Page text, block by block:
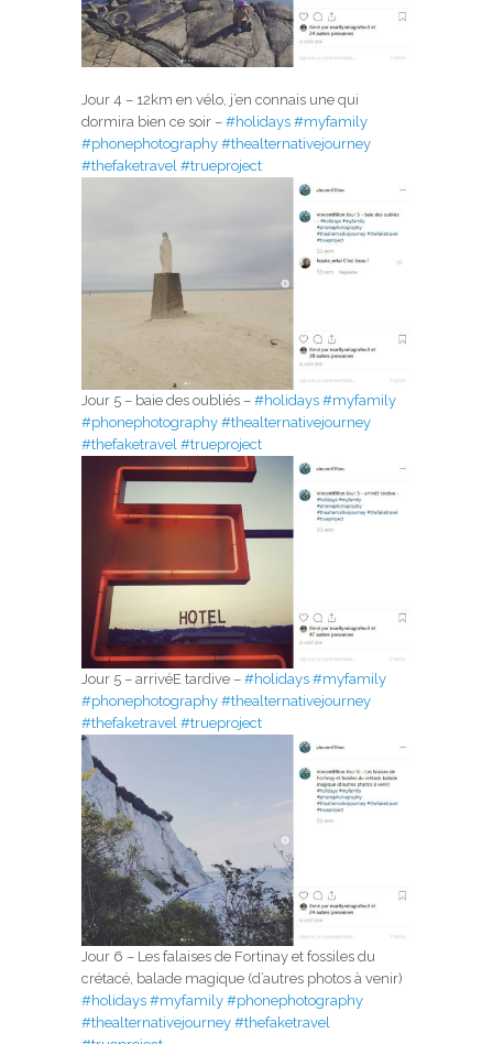
Jour 4 – 12km en vélo, j’en connais une qui
dormira bien ce soir – #holidays #myfamily
#phonephotography #thealternativejourney
#thefaketravel #trueproject
Jour 5 – baie des oubliés – #holidays #myfamily
#phonephotography #thealternativejourney
#thefaketravel #trueproject
Jour 5 – arrivéE tardive – #holidays #myfamily
#phonephotography #thealternativejourney
#thefaketravel #trueproject
Jour 6 – Les falaises de Fortinay et fossiles du
crétacé, balade magique (d’autres photos à venir)
#holidays #myfamily #phonephotography
#thealternativejourney #thefaketravel